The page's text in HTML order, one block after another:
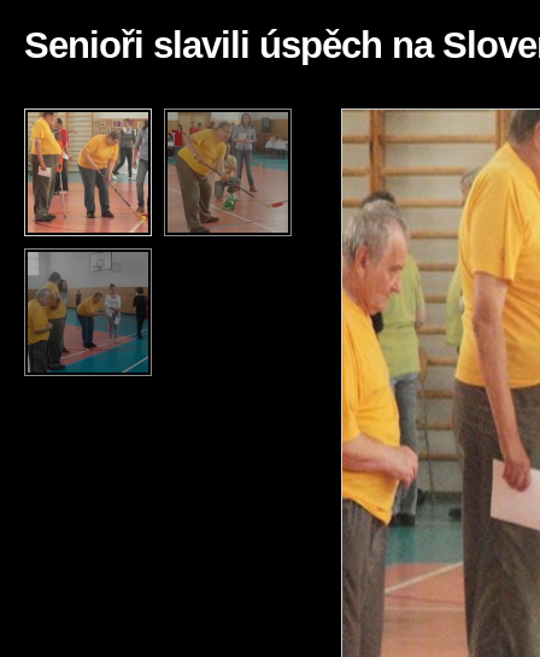
Senioři slavili úspěch na